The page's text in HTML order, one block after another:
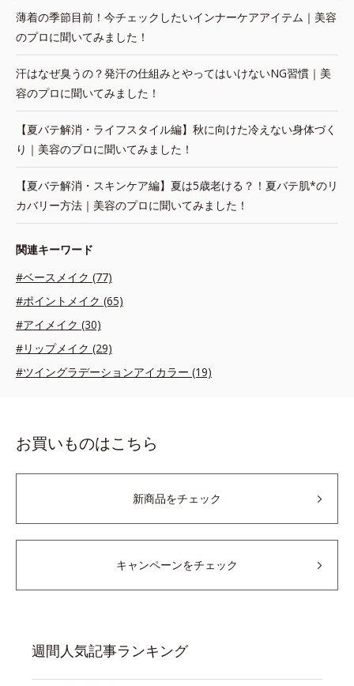
薄着の季節目前！今チェックしたいインナーケアアイテム｜美容
のプロに聞いてみました！
汗はなぜ臭うの？発汗の仕組みとやってはいけないNG習慣｜美
容のプロに聞いてみました！
【夏バテ解消・ライフスタイル編】秋に向けた冷えない身体づく
り｜美容のプロに聞いてみました！
【夏バテ解消・スキンケア編】夏は5歳老ける？！夏バテ肌*のリ
カバリー方法｜美容のプロに聞いてみました！
関連キーワード
#ベースメイク (77)
#ポイントメイク (65)
#アイメイク (30)
#リップメイク (29)
#ツイングラデーションアイカラー (19)
お買いものはこちら
新商品をチェック
キャンペーンをチェック
週間人気記事ランキング